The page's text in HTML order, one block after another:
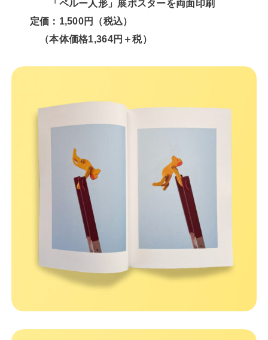
「ペルー人形」展ポスターを両面印刷
定価 ：1,500円（税込）
（本体価格1,364円＋税）